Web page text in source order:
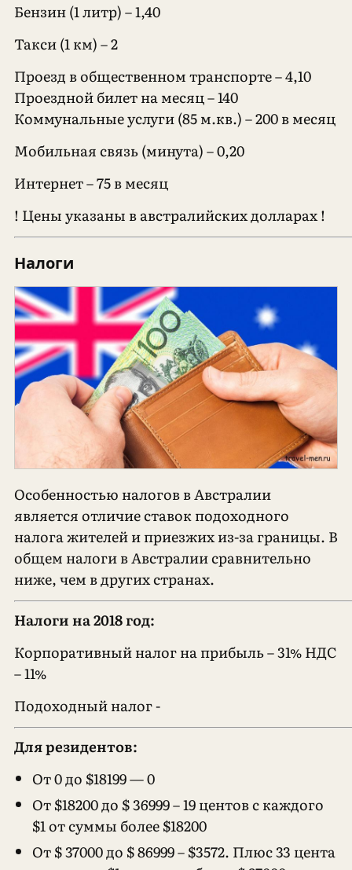
Бензин (1 литр) – 1,40
Такси (1 км) – 2
Проезд в общественном транспорте – 4,10
Проездной билет на месяц – 140
Коммунальные услуги (85 м.кв.) – 200 в месяц
Мобильная связь (минута) – 0,20
Интернет – 75 в месяц
! Цены указаны в австралийских долларах !
Налоги
Особенностью налогов в Австралии
является отличие ставок подоходного
налога жителей и приезжих из-за границы. В
общем налоги в Австралии сравнительно
ниже, чем в других странах.
Налоги на 2018 год:
Корпоративный налог на прибыль – 31% НДС
– 11%
Подоходный налог -
Для резидентов:
От 0 до $18199 — 0
От $18200 до $ 36999 – 19 центов с каждого
$1 от суммы более $18200
От $ 37000 до $ 86999 – $3572. Плюс 33 цента